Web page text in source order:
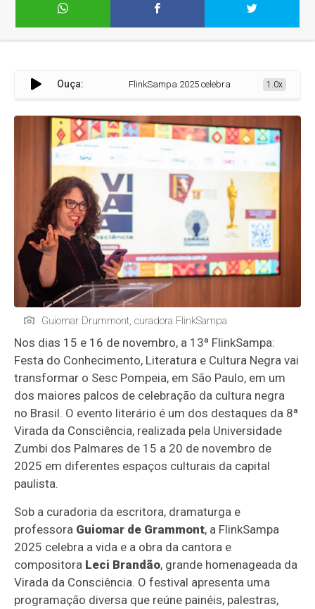
Ouça: FlinkSampa 2025 celebra a literatura e a cultura
1.0x
Guiomar Drummont, curadora FlinkSampa
Nos dias 15 e 16 de novembro, a 13ª FlinkSampa:
Festa do Conhecimento, Literatura e Cultura Negra vai
transformar o Sesc Pompeia, em São Paulo, em um
dos maiores palcos de celebração da cultura negra
no Brasil. O evento literário é um dos destaques da 8ª
Virada da Consciência, realizada pela Universidade
Zumbi dos Palmares de 15 a 20 de novembro de
2025 em diferentes espaços culturais da capital
paulista.
Sob a curadoria da escritora, dramaturga e
professora Guiomar de Grammont, a FlinkSampa
2025 celebra a vida e a obra da cantora e
compositora Leci Brandão, grande homenageada da
Virada da Consciência. O festival apresenta uma
programação diversa que reúne painéis, palestras,